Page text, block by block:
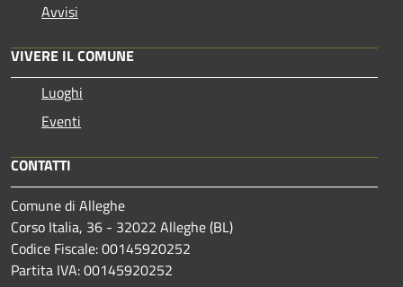
Avvisi
VIVERE IL COMUNE
Luoghi
Eventi
CONTATTI
Comune di Alleghe
Corso Italia, 36 - 32022 Alleghe (BL)
Codice Fiscale: 00145920252
Partita IVA: 00145920252